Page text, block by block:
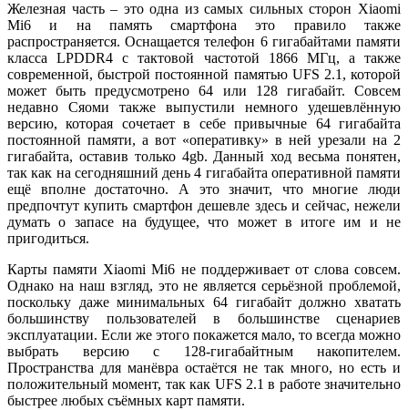
Железная часть – это одна из самых сильных сторон Xiaomi
Mi6 и на память смартфона это правило также
распространяется. Оснащается телефон 6 гигабайтами памяти
класса LPDDR4 c тактовой частотой 1866 МГц, а также
современной, быстрой постоянной памятью UFS 2.1, которой
может быть предусмотрено 64 или 128 гигабайт. Совсем
недавно Сяоми также выпустили немного удешевлённую
версию, которая сочетает в себе привычные 64 гигабайта
постоянной памяти, а вот «оперативку» в ней урезали на 2
гигабайта, оставив только 4gb. Данный ход весьма понятен,
так как на сегодняшний день 4 гигабайта оперативной памяти
ещё вполне достаточно. А это значит, что многие люди
предпочтут купить смартфон дешевле здесь и сейчас, нежели
думать о запасе на будущее, что может в итоге им и не
пригодиться.
Карты памяти Xiaomi Mi6 не поддерживает от слова совсем.
Однако на наш взгляд, это не является серьёзной проблемой,
поскольку даже минимальных 64 гигабайт должно хватать
большинству пользователей в большинстве сценариев
эксплуатации. Если же этого покажется мало, то всегда можно
выбрать версию с 128-гигабайтным накопителем.
Пространства для манёвра остаётся не так много, но есть и
положительный момент, так как UFS 2.1 в работе значительно
быстрее любых съёмных карт памяти.